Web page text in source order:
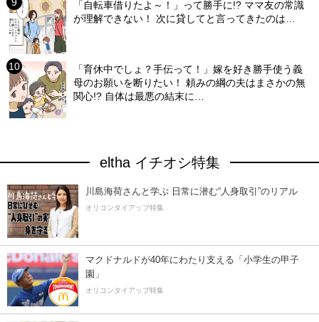
「自転車借りたよ～！」って勝手に!? ママ友の常識
が理解できない！ 次に貸してと言ってきたのは…
「育休中でしょ？手伝って！」嫁を好き勝手使う義
母のお願いを断りたい！ 頼みの綱の夫はまさかの無
関心!? 自体は最悪の結末に…
eltha イチオシ特集
川島海荷さんと学ぶ 日常に潜む“人身取引”のリアル
オリコンタイアップ特集
マクドナルドが40年にわたり支える「小学生の甲子
園」
オリコンタイアップ特集